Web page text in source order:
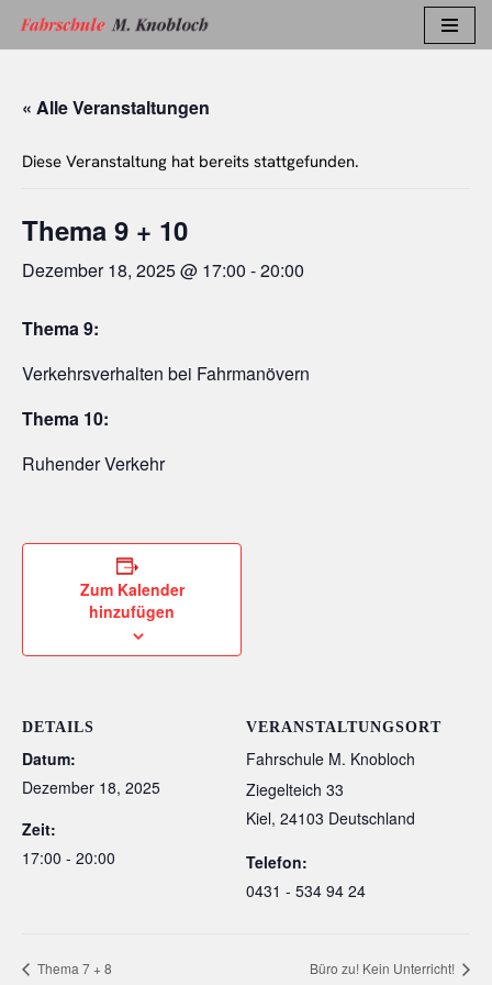
springen
« Alle Veranstaltungen
Diese Veranstaltung hat bereits stattgefunden.
Thema 9 + 10
Dezember 18, 2025 @ 17:00 -20:00
Thema 9:
Verkehrsverhalten bei Fahrmanövern
Thema 10:
Ruhender Verkehr
Zum Kalender
hinzufügen
DETAILS
Datum:
Dezember 18, 2025
Zeit:
17:00 - 20:00
VERANSTALTUNGSORT
Fahrschule M. Knobloch
Ziegelteich 33
Kiel, 24103 Deutschland
Telefon:
0431 - 534 94 24
Thema 7 + 8 Büro zu! Kein Unterricht!